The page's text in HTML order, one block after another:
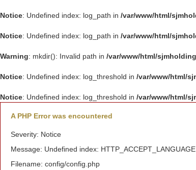
Notice: Undefined index: log_path in /var/www/html/
Notice: Undefined index: log_path in /var/www/html/
Warning: mkdir(): Invalid path in /var/www/html/
Notice: Undefined index: log_threshold in /var/www/html/
Notice: Undefined index: log_threshold in /var/www/html/
A PHP Error was encountered
Severity: Notice
Message: Undefined index: HTTP_ACCEPT_LANGUAGE
Filename: config/config.php